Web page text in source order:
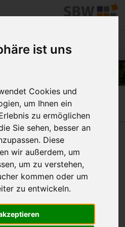
ist uns
Cookies und
um Ihnen ein
zu ermöglichen
Sie sehen, besser an
Diese
wir außerdem, um
um zu verstehen,
kommen oder um
zu entwickeln.
& Angebote
mit